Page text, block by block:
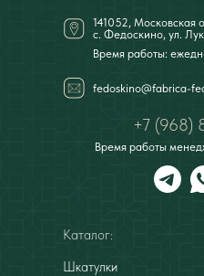
141052, Московская
с. Федоскино, ул.
+7 (968)
Время работы:
Время работы
Каталог:
Шкатулки
fedoskino@fabrica-